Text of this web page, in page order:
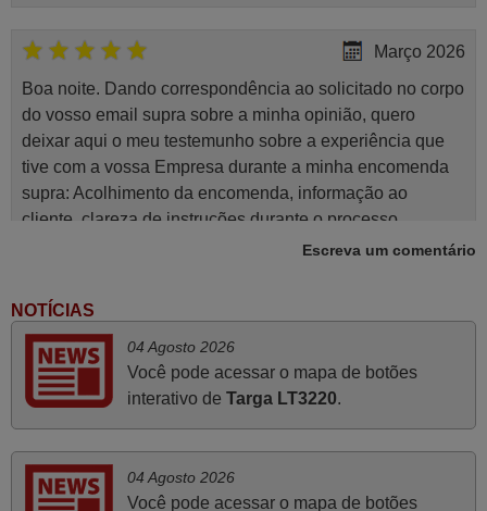
Março 2026
Boa noite. Dando correspondência ao solicitado no corpo
do vosso email supra sobre a minha opinião, quero
deixar aqui o meu testemunho sobre a experiência que
tive com a vossa Empresa durante a minha encomenda
supra: Acolhimento da encomenda, informação ao
cliente, clareza de instruções durante o processo,
qualidade do produto, cumprimento dos prazos A TUDO
Sinceramente, faço votos para que assim continuem, pois
infelizmente vai sendo raro encontrar Empresas cuja
relação online com o cliente seja tão prática e eficiente
como a demonstrada por vós. Apresento os meus
cumprimentos.
Paulo,
Escreva um comentário
NOTÍCIAS
04 Agosto 2026
Você pode acessar o mapa de botões
interativo de Targa LT3220.
04 Agosto 2026
Você pode acessar o mapa de botões